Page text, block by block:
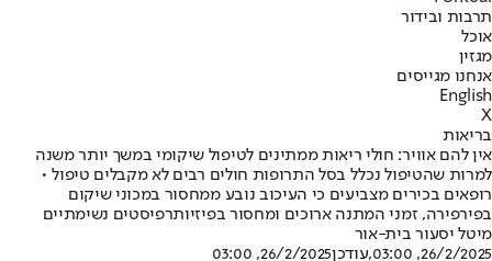
תרבות ובידור
אוכל
מגזין
אנחנו מגייסים
English
X
בריאות
אין להם אוויר: חולי ריאות ממתינים לטיפול שיקומי במשך יותר משנה
למרות שהטיפול נכלל בסל התרופות חולים רבים לא מקבלים טיפול •
רופאים בכירים מצביעים כי העיכוב נובע ממחסור במכוני שיקום
בפירפירה, זמני המתנה ארוכים ומחסור בפיזיותרפיסטים נשימתיים
מיטל יסעור בית-אור
26/2/2025, 03:00
,עודכן26/2/2025, 03:00